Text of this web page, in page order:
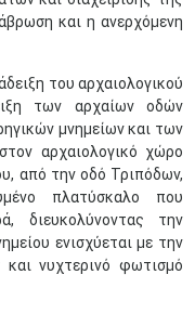
και η ανερχόμενη
του αρχαιολογικού
των αρχαίων οδών
μνημείων και των
αρχαιολογικό χώρο
από την οδό Τριπόδων,
πλατύσκαλο που
διευκολύνοντας την
ενισχύεται με την
νυχτερινό φωτισμό